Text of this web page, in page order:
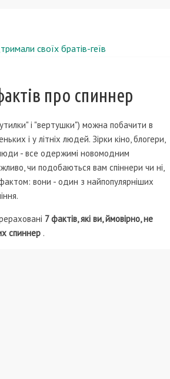
своїх братів-геїв
записувати в паспорт
книг в історії
новини, фото
про спиннер
і "вертушки") можна побачити в
і у літніх людей. Зірки кіно, блогери,
- все одержимі новомодним
чи подобаються вам спіннери чи ні,
вони - один з найпопулярніших
7 фактів, які ви, ймовірно, не
спиннер .